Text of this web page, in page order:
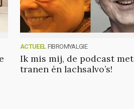
ACTUEEL FIBROMYALGIE
Ik mis mij, de podcast met
tranen én lachsalvo’s!